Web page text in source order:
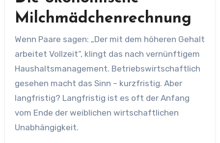
Milchmädchenrechnung
Wenn Paare sagen: „Der mit dem höheren Gehalt
arbeitet Vollzeit“, klingt das nach vernünftigem
Haushaltsmanagement. Betriebswirtschaftlich
gesehen macht das Sinn – kurzfristig. Aber
langfristig? Langfristig ist es oft der Anfang
vom Ende der weiblichen wirtschaftlichen
Unabhängigkeit.